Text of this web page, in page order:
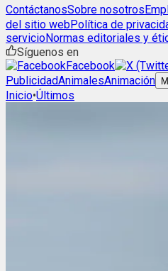
ContáctanosSobre nosotros
del sitio webPolítica de
servicioNormas editoriales y
Síguenos en
Facebook
PublicidadAnimalesAnimación
Inicio•Últimos